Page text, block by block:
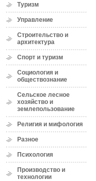
Туризм
Управление
Строительство и
архитектура
Спорт и туризм
Социология и
обществознание
Сельское лесное
хозяйство и
землепользование
Религия и мифология
Разное
Психология
Производство и
технологии